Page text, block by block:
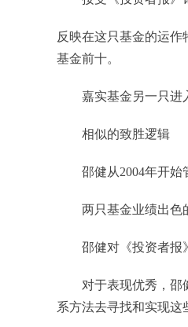
反映在这只基金的运作
基金前十。
嘉实基金另一只进入
相似的致胜逻辑
邵健从2004年开始管
两只基金业绩出色的
邵健对《投资者报》
对于表现优秀，邵健
系方法去寻找和实现这